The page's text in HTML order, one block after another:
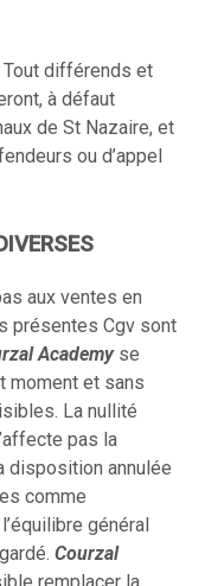
différends et
à défaut
de St Nazaire, et
ou d’appel
aux ventes en
présentes Cgv sont
Academyse
moment et sans
La nullité
pas la
disposition annulée
comme
général
Courzal